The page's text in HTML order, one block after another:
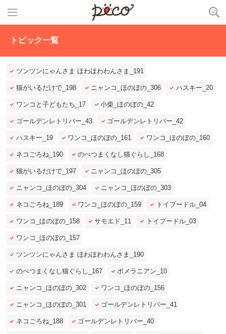
トピック一覧
ツンツンにゃんさま ほわほわわんさま_191
猫がいるだけで_198 ニャンコ_ほのぼの_306 ハスキー_20
ワンコと子どもたち_17 小柴_ほのぼの_42
ゴールデンレトリバー_43 ゴールデンレトリバー_42
ハスキー_19 ワンコ_ほのぼの_161 ワンコ_ほのぼの_160
ネコごろね_190 のべつまくなし猫ぐらし_168
猫がいるだけで_197 ニャンコ_ほのぼの_305
ニャンコ_ほのぼの_304 ニャンコ_ほのぼの_303
ネコごろね_189 ワンコ_ほのぼの_159 トイプードル_04
ワンコ_ほのぼの_158 サモエド_11 トイプードル_03
ワンコ_ほのぼの_157
ツンツンにゃんさま ほわほわわんさま_190
のべつまくなし猫ぐらし_167 ポメラニアン_10
ニャンコ_ほのぼの_302 ワンコ_ほのぼの_156
ニャンコ_ほのぼの_301 ゴールデンレトリバー_41
ネコごろね_188 ゴールデンレトリバー_40